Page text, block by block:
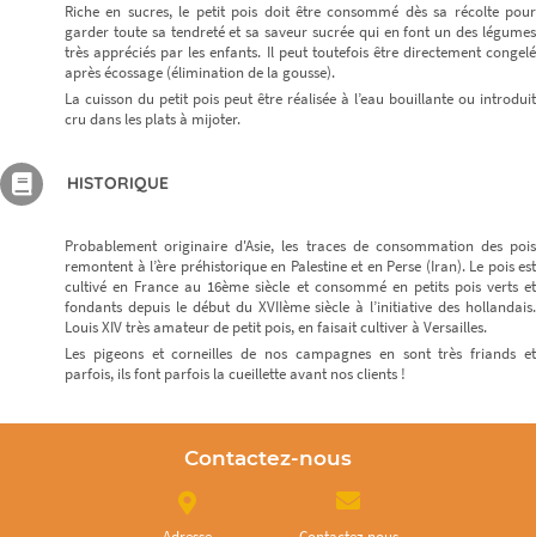
Riche en sucres, le petit pois doit être consommé dès sa récolte pour
garder toute sa tendreté et sa saveur sucrée qui en font un des légumes
très appréciés par les enfants. Il peut toutefois être directement congelé
après écossage (élimination de la gousse).
La cuisson du petit pois peut être réalisée à l’eau bouillante ou introduit
cru dans les plats à mijoter.
HISTORIQUE
Probablement originaire d'Asie, les traces de consommation des pois
remontent à l’ère préhistorique en Palestine et en Perse (Iran). Le pois est
cultivé en France au 16ème siècle et consommé en petits pois verts et
fondants depuis le début du XVIIème siècle à l’initiative des hollandais.
Louis XIV très amateur de petit pois, en faisait cultiver à Versailles.
Les pigeons et corneilles de nos campagnes en sont très friands et
parfois, ils font parfois la cueillette avant nos clients !
Contactez-nous